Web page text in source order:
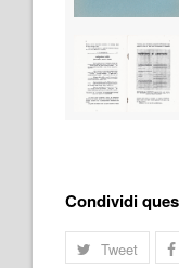
Condividi
Tweet